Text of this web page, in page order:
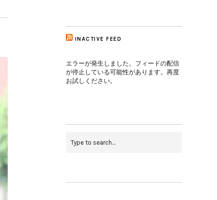
INACTIVE FEED
エラーが発生しました。フィードの配信
が停止している可能性があります。再度
お試しください。